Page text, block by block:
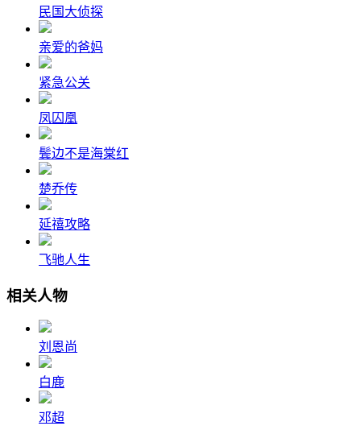
民国大侦探
亲爱的爸妈
紧急公关
凤囚凰
鬓边不是海棠红
楚乔传
延禧攻略
飞驰人生
相关人物
刘恩尚
白鹿
邓超